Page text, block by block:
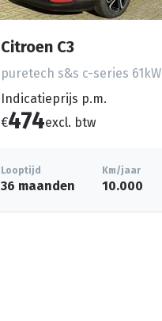
Citroen C3
puretech s&s c-series 61kW
Indicatieprijs p.m.
€474excl. btw
Looptijd
36 maanden
Km/jaar
10.000